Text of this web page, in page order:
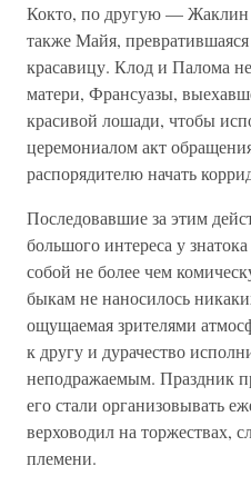
Кокто, по другую — Жаклин
также Майя,
красавицу. Клод и Палома
матери, Франсуазы,
красивой лошади, чтобы
церемониалом акт
распорядителю начать
Последовавшие за этим
большого интереса у
собой не более чем
быкам не наносилось
ощущаемая зрителями
к другу и дурачество
неподражаемым. Праздник
его стали организовывать
верховодил на торжествах,
племени.